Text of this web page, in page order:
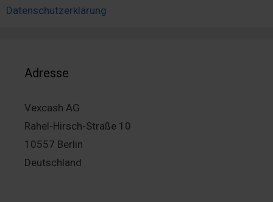
Datenschutzerklärung
Adresse
Vexcash AG
Rahel-Hirsch-Straße 10
10557 Berlin
Deutschland